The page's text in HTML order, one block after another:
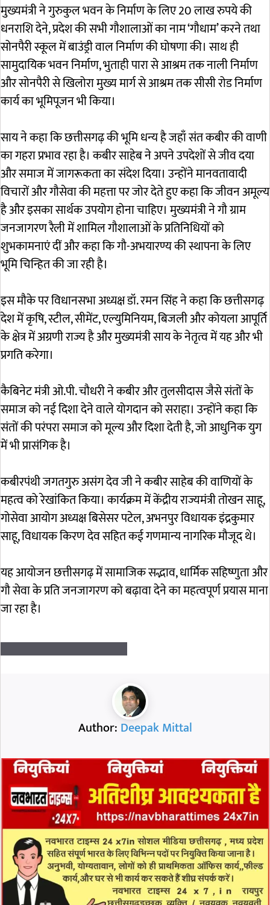
मुख्यमंत्री ने गुरुकुल भवन के निर्माण के लिए 20 लाख रुपये की
धनराशि देने, प्रदेश की सभी गौशालाओं का नाम ‘गौधाम’ करने तथा
सोनपैरी स्कूल में बाउंड्री वाल निर्माण की घोषणा की। साथ ही
सामुदायिक भवन निर्माण, भुताही पारा से आश्रम तक नाली निर्माण
और सोनपैरी से खिलोरा मुख्य मार्ग से आश्रम तक सीसी रोड निर्माण
कार्य का भूमिपूजन भी किया।
साय ने कहा कि छत्तीसगढ़ की भूमि धन्य है जहाँ संत कबीर की वाणी
का गहरा प्रभाव रहा है। कबीर साहेब ने अपने उपदेशों से जीव दया
और समाज में जागरूकता का संदेश दिया। उन्होंने मानवतावादी
विचारों और गौसेवा की महत्ता पर जोर देते हुए कहा कि जीवन अमूल्य
है और इसका सार्थक उपयोग होना चाहिए। मुख्यमंत्री ने गौ ग्राम
जनजागरण रैली में शामिल गौशालाओं के प्रतिनिधियों को
शुभकामनाएं दीं और कहा कि गौ-अभयारण्य की स्थापना के लिए
भूमि चिन्हित की जा रही है।
इस मौके पर विधानसभा अध्यक्ष डॉ. रमन सिंह ने कहा कि छत्तीसगढ़
देश में कृषि, स्टील, सीमेंट, एल्युमिनियम, बिजली और कोयला आपूर्ति
के क्षेत्र में अग्रणी राज्य है और मुख्यमंत्री साय के नेतृत्व में यह और भी
प्रगति करेगा।
कैबिनेट मंत्री ओ.पी. चौधरी ने कबीर और तुलसीदास जैसे संतों के
समाज को नई दिशा देने वाले योगदान को सराहा। उन्होंने कहा कि
संतों की परंपरा समाज को मूल्य और दिशा देती है, जो आधुनिक युग
में भी प्रासंगिक है।
कबीरपंथी जगतगुरु असंग देव जी ने कबीर साहेब की वाणियों के
महत्व को रेखांकित किया। कार्यक्रम में केंद्रीय राज्यमंत्री तोखन साहू,
गोसेवा आयोग अध्यक्ष बिसेसर पटेल, अभनपुर विधायक इंद्रकुमार
साहू, विधायक किरण देव सहित कई गणमान्य नागरिक मौजूद थे।
यह आयोजन छत्तीसगढ़ में सामाजिक सद्भाव, धार्मिक सहिष्णुता और
गौ सेवा के प्रति जनजागरण को बढ़ावा देने का महत्वपूर्ण प्रयास माना
जा रहा है।
Author: Deepak Mittal